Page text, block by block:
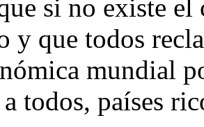
si no existe el
y que todos
mundial
todos, países